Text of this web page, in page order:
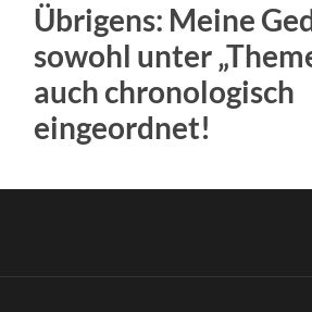
Übrigens: Meine
sowohl unter
auch chronologisch
eingeordnet!